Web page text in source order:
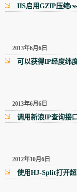
IIS启用GZIP压缩
2013年6月6日
可以获得IP经度纬
2013年6月6日
调用新浪IP查询接
2012年10月6日
使用HJ-Split打开